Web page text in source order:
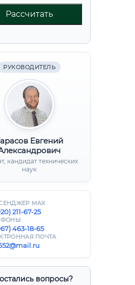
Рассчитать
РУКОВОДИТЕЛЬ
Евгений
кандидат технических
наук
MAX
211-67-25
463-18-65
ПОЧТА
вопросы?